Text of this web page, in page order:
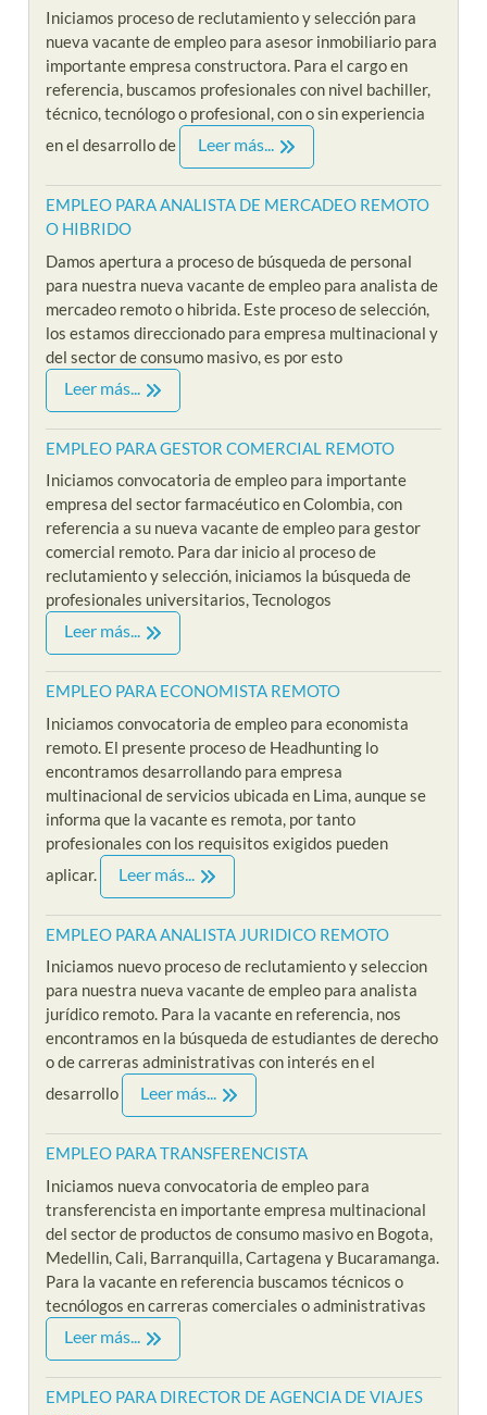
Iniciamos proceso de reclutamiento y selección para
nueva vacante de empleo para asesor inmobiliario para
importante empresa constructora. Para el cargo en
referencia, buscamos profesionales con nivel bachiller,
técnico, tecnólogo o profesional, con o sin experiencia
en el desarrollo de
Leer más...
EMPLEO PARA ANALISTA DE MERCADEO REMOTO
O HIBRIDO
Damos apertura a proceso de búsqueda de personal
para nuestra nueva vacante de empleo para analista de
mercadeo remoto o hibrida. Este proceso de selección,
los estamos direccionado para empresa multinacional y
del sector de consumo masivo, es por esto
Leer más...
EMPLEO PARA GESTOR COMERCIAL REMOTO
Iniciamos convocatoria de empleo para importante
empresa del sector farmacéutico en Colombia, con
referencia a su nueva vacante de empleo para gestor
comercial remoto. Para dar inicio al proceso de
reclutamiento y selección, iniciamos la búsqueda de
profesionales universitarios, Tecnologos
Leer más...
EMPLEO PARA ECONOMISTA REMOTO
Iniciamos convocatoria de empleo para economista
remoto. El presente proceso de Headhunting lo
encontramos desarrollando para empresa
multinacional de servicios ubicada en Lima, aunque se
informa que la vacante es remota, por tanto
profesionales con los requisitos exigidos pueden
aplicar.
Leer más...
EMPLEO PARA ANALISTA JURIDICO REMOTO
Iniciamos nuevo proceso de reclutamiento y seleccion
para nuestra nueva vacante de empleo para analista
jurídico remoto. Para la vacante en referencia, nos
encontramos en la búsqueda de estudiantes de derecho
o de carreras administrativas con interés en el
desarrollo
Leer más...
EMPLEO PARA TRANSFERENCISTA
Iniciamos nueva convocatoria de empleo para
transferencista en importante empresa multinacional
del sector de productos de consumo masivo en Bogota,
Medellin, Cali, Barranquilla, Cartagena y Bucaramanga.
Para la vacante en referencia buscamos técnicos o
tecnólogos en carreras comerciales o administrativas
Leer más...
EMPLEO PARA DIRECTOR DE AGENCIA DE VIAJES